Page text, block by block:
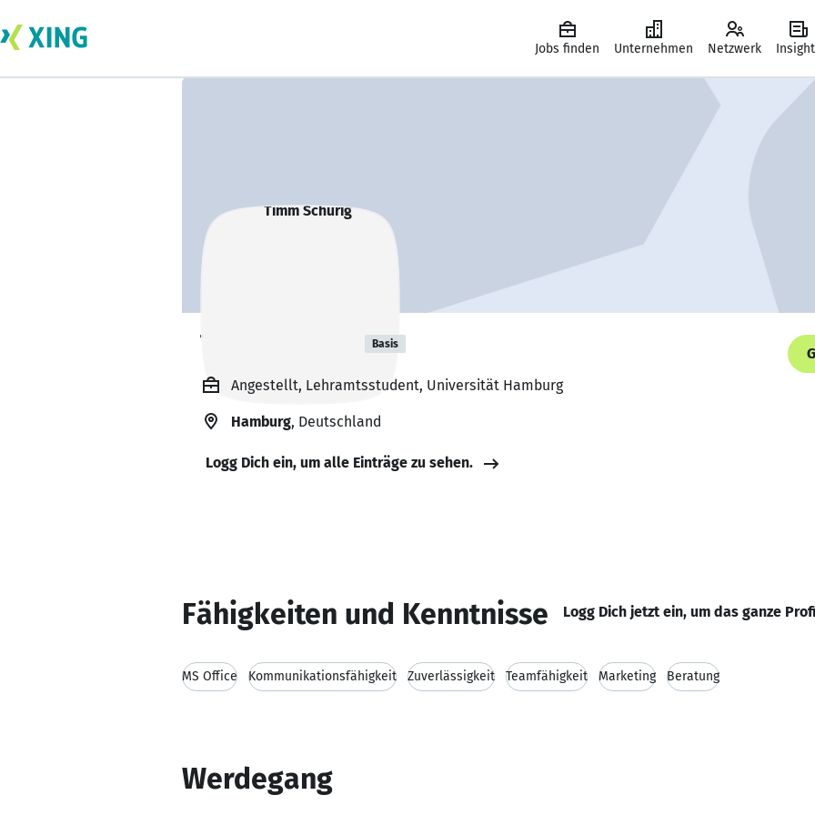
Jobs finden Unternehmen Netzwerk
Timm Schurig Basis
Angestellt, Lehramtsstudent, Universität Hamburg
Hamburg, Deutschland
Logg Dich ein, um alle Einträge zu sehen.
Fähigkeiten und Kenntnisse Logg Dich jetzt ein, um das ganze
MS Office Kommunikationsfähigkeit Zuverlässigkeit Teamfähigkeit Marketing Beratung
Werdegang